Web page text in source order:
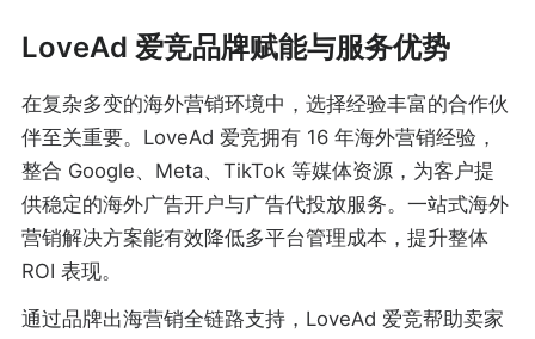
LoveAd 爱竞品牌赋能与服务优势
在复杂多变的海外营销环境中，选择经验丰富的合作伙
伴至关重要。LoveAd 爱竞拥有 16 年海外营销经验，
整合 Google、Meta、TikTok 等媒体资源，为客户提
供稳定的海外广告开户与广告代投放服务。一站式海外
营销解决方案能有效降低多平台管理成本，提升整体
ROI 表现。
通过品牌出海营销全链路支持，LoveAd 爱竞帮助卖家